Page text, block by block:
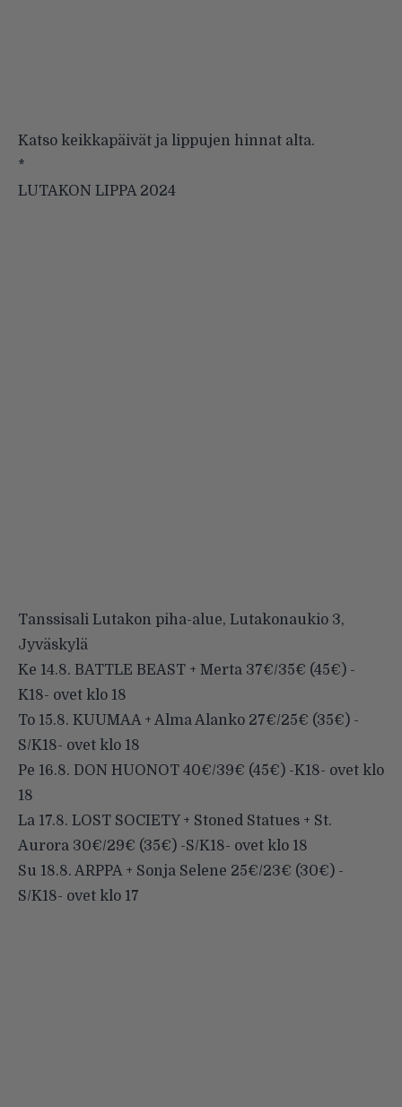
Katso keikkapäivät ja lippujen hinnat alta.
*
LUTAKON LIPPA 2024
Tanssisali Lutakon piha-alue, Lutakonaukio 3,
Jyväskylä
Ke 14.8. BATTLE BEAST + Merta 37€/35€ (45€) -
K18- ovet klo 18
To 15.8. KUUMAA + Alma Alanko 27€/25€ (35€) -
S/K18- ovet klo 18
Pe 16.8. DON HUONOT 40€/39€ (45€) -K18- ovet klo
18
La 17.8. LOST SOCIETY + Stoned Statues + St.
Aurora 30€/29€ (35€) -S/K18- ovet klo 18
Su 18.8. ARPPA + Sonja Selene 25€/23€ (30€) -
S/K18- ovet klo 17